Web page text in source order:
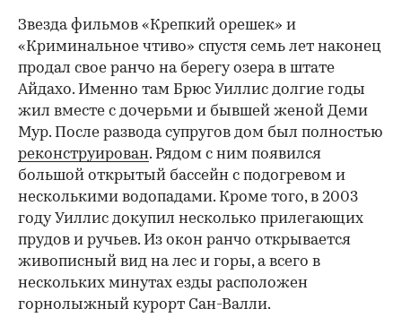
Звезда фильмов «Крепкий орешек» и
«Криминальное чтиво» спустя семь лет наконец
продал свое ранчо на берегу озера в штате
Айдахо. Именно там Брюс Уиллис долгие годы
жил вместе с дочерьми и бывшей женой Деми
Мур. После развода супругов дом был полностью
реконструирован. Рядом с ним появился
большой открытый бассейн с подогревом и
несколькими водопадами. Кроме того, в 2003
году Уиллис докупил несколько прилегающих
прудов и ручьев. Из окон ранчо открывается
живописный вид на лес и горы, а всего в
нескольких минутах езды расположен
горнолыжный курорт Сан-Валли.